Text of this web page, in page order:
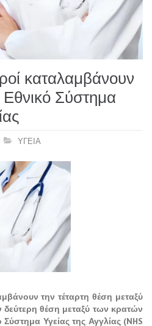
καταλαμβάνουν
Σύστημα
ΥΓΕΙΑ
την τέταρτη θέση μεταξύ
θέση μεταξύ των κρατών
Υγείας της Αγγλίας (NHS